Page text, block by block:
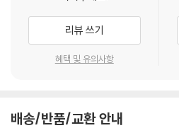
리뷰 쓰기
혜택 및 유의사항
배송/반품/교환 안내